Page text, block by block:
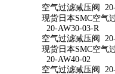
空气过滤减压阀
现货日本SMC空气
20-AW30-03-R
空气过滤减压阀
现货日本SMC空气
20-AW40-02
空气过滤减压阀